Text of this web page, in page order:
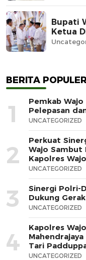
Bupati
Ketua
BERITA
1
Pemkab
Pelepasan
UNCATEGORIZED
2
Perkuat
Wajo Sambut
Kapolres
UNCATEGORIZED
3
Sinergi Polri-
Dukung
UNCATEGORIZED
4
Kapolres
Tari
UNCATEGORIZED